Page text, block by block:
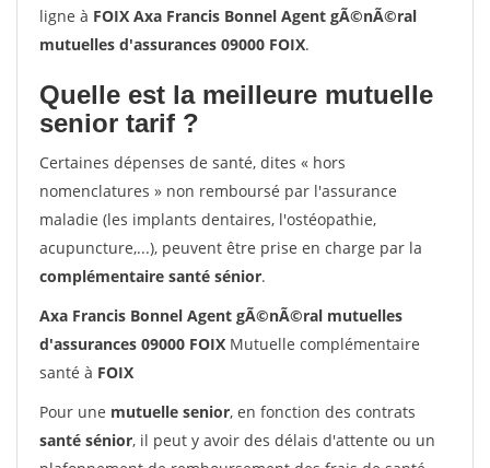
ligne à FOIX Axa Francis Bonnel Agent gÃ©nÃ©ral
mutuelles d'assurances 09000 FOIX.
Quelle est la meilleure mutuelle
senior tarif ?
Certaines dépenses de santé, dites « hors
nomenclatures » non remboursé par l'assurance
maladie (les implants dentaires, l'ostéopathie,
acupuncture,...), peuvent être prise en charge par la
complémentaire santé sénior.
Axa Francis Bonnel Agent gÃ©nÃ©ral mutuelles
d'assurances 09000 FOIX Mutuelle complémentaire
santé à FOIX
Pour une mutuelle senior, en fonction des contrats
santé sénior, il peut y avoir des délais d'attente ou un